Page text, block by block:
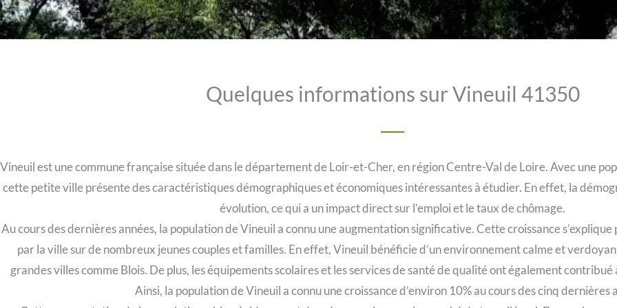
Quelques informations sur Vineuil 41350
Vineuil est une commune française située dans le département de Loir-et-Cher, en région Centre-Val de Loire. Avec une
cette petite ville présente des caractéristiques démographiques et économiques intéressantes à étudier. En effet, la
évolution, ce qui a un impact direct sur l’emploi et le taux de chômage.
Au cours des dernières années, la population de Vineuil a connu une augmentation significative. Cette croissance
par la ville sur de nombreux jeunes couples et familles. En effet, Vineuil bénéficie d’un environnement calme et
grandes villes comme Blois. De plus, les équipements scolaires et les services de santé de qualité ont également
Ainsi, la population de Vineuil a connu une croissance d’environ 10% au cours des cinq dernières